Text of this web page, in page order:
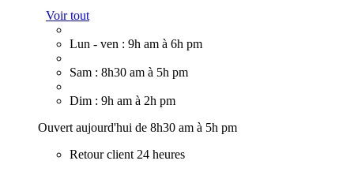
Voir tout
Lun - ven : 9h am à 6h pm
Sam : 8h30 am à 5h pm
Dim : 9h am à 2h pm
Ouvert aujourd'hui de 8h30 am à 5h pm
Retour client 24 heures